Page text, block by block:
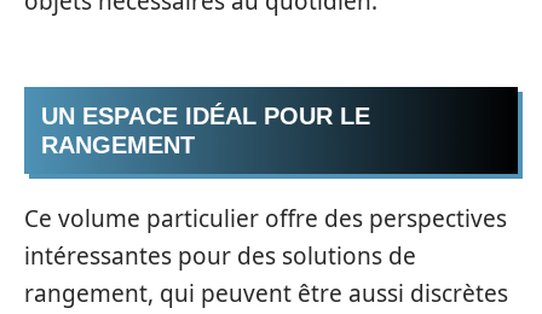
UN ESPACE IDÉAL POUR LE
RANGEMENT
Ce volume particulier offre des perspectives
intéressantes pour des solutions de
rangement, qui peuvent être aussi discrètes